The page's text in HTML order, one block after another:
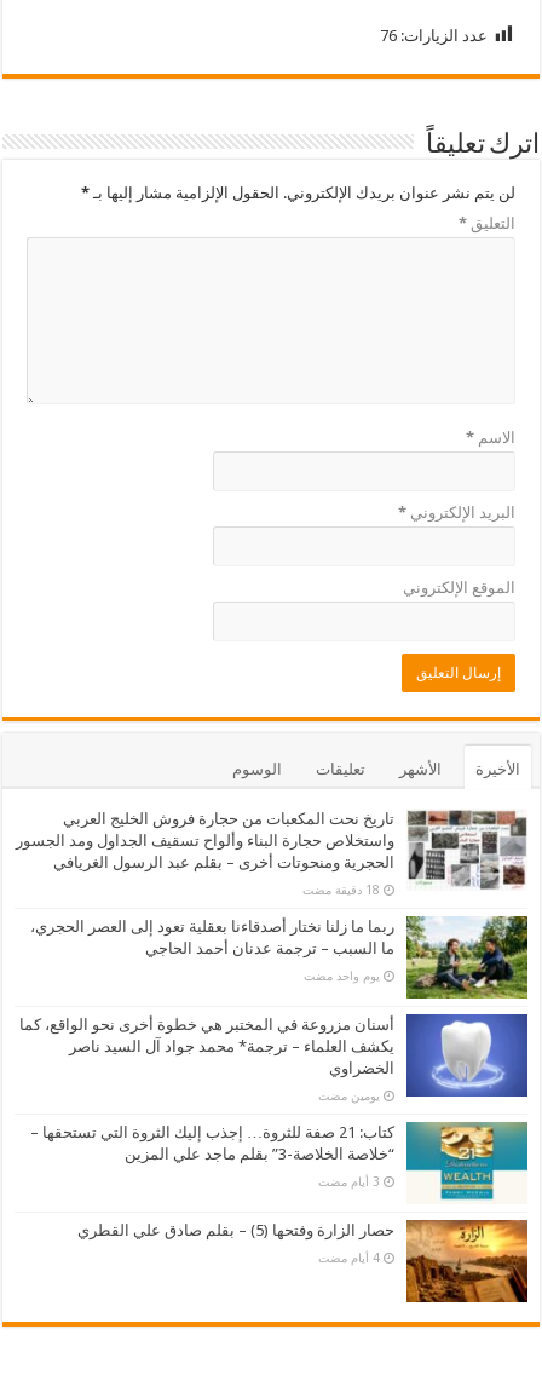
عدد الزيارات: 76
اترك تعليقاً
لن يتم نشر عنوان بريدك الإلكتروني. الحقول الإلزامية مشار إليها بـ*
التعليق*
الاسم*
البريد الإلكتروني*
الموقع الإلكتروني
الأخيرة الأشهر تعليقات الوسوم
تاريخ نحت المكعبات من حجارة فروش الخليج العربي
واستخلاص حجارة البناء وألواح تسقيف الجداول ومد الجسور
الحجرية ومنحوتات أخرى – بقلم عبد الرسول الغريافي
ربما ما زلنا نختار أصدقاءنا بعقلية تعود إلى العصر الحجري،
ما السبب – ترجمة عدنان أحمد الحاجي
‏يوم واحد مضت
أسنان مزروعة في المختبر هي خطوة أخرى نحو الواقع، كما
يكشف العلماء – ترجمة* محمد جواد آل السيد ناصر
الخضراوي
‏يومين مضت
كتاب: 21 صفة للثروة… إجذب إليك الثروة التي تستحقها –
“خلاصة الخلاصة-3” بقلم ماجد علي المزين
حصار الزارة وفتحها (5) – بقلم صادق علي القطري
‏4 أيام مضت